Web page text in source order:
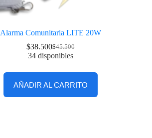
Alarma Comunitaria LITE 20W
$45.500
$38.500
34 disponibles
AÑADIR AL CARRITO